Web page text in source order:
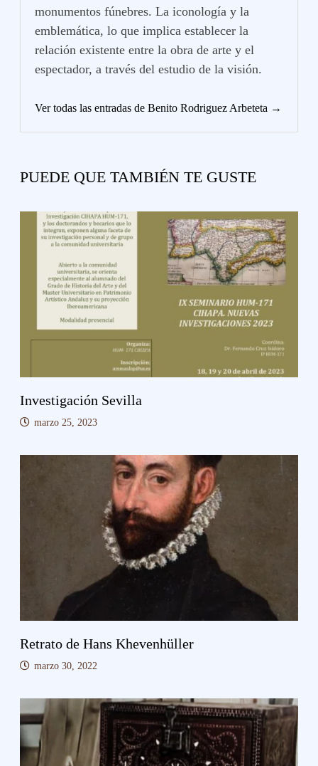
monumentos fúnebres. La iconología y la
emblemática, lo que implica establecer la
relación existente entre la obra de arte y el
espectador, a través del estudio de la visión.
Ver todas las entradas de Benito Rodriguez Arbeteta →
PUEDE QUE TAMBIÉN TE GUSTE
Investigación Sevilla
marzo 25, 2023
Retrato de Hans Khevenhüller
marzo 30, 2022